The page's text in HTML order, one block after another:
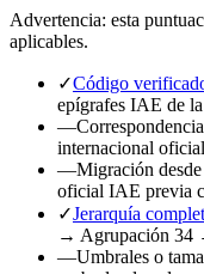
Advertencia: esta
aplicables.
✓Código
epígrafes IAE de
—
internacional
—Migración
oficial IAE previa
✓Jerarquía
→ Agrupación 34
—Umbrales o